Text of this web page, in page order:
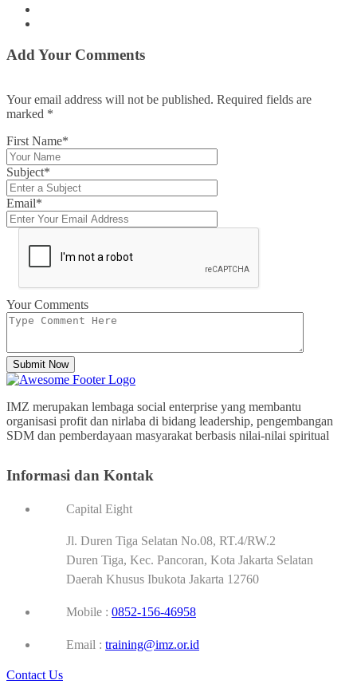
Add Your Comments
Your email address will not be published. Required fields are
marked *
First Name*
Subject*
Email*
Your Comments
Submit Now
IMZ merupakan lembaga social enterprise yang membantu
organisasi profit dan nirlaba di bidang leadership, pengembangan
SDM dan pemberdayaan masyarakat berbasis nilai-nilai spiritual
Informasi dan Kontak
Capital Eight
Jl. Duren Tiga Selatan No.08, RT.4/RW.2
Duren Tiga, Kec. Pancoran, Kota Jakarta Selatan
Daerah Khusus Ibukota Jakarta 12760
Mobile : 0852-156-46958
Email : training@imz.or.id
Contact Us